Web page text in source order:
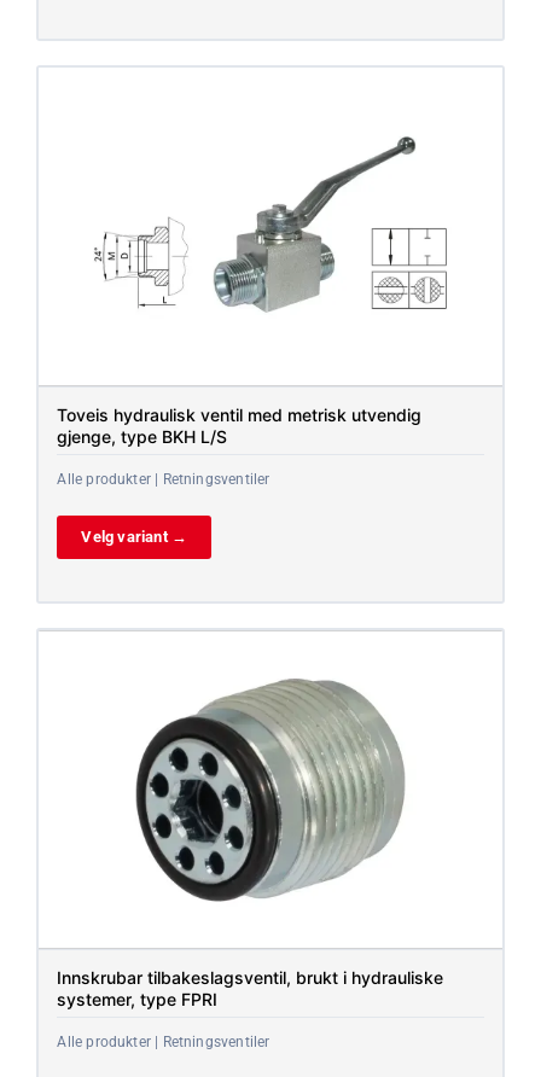
Toveis hydraulisk ventil med metrisk utvendig
gjenge, type BKH L/S
Alle produkter | Retningsventiler
Velg variant →
Innskrubar tilbakeslagsventil, brukt i hydrauliske
systemer, type FPRI
Alle produkter | Retningsventiler